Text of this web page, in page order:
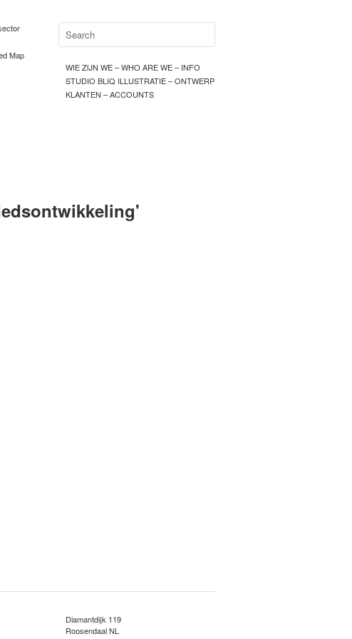
Map
WIE ZIJN WE – WHO ARE WE – INFO
STUDIO BLIQ ILLUSTRATIE – ONTWERP
KLANTEN – ACCOUNTS
'
Diamantdijk 119
Roosendaal NL